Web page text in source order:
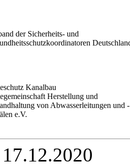
der Sicherheits- und
Kanalbau
Herstellung und
von Abwasserleitungen und -
e.V.